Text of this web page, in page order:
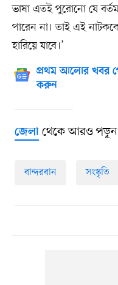
ভাষা এতই পুরোনো যে
পারেন না। তাই এই
হারিয়ে যাবে।’
প্রথম আলোর খবর
করুন
জেলাথেকে আরও পড়ুন
বান্দরবান সংস্কৃতি